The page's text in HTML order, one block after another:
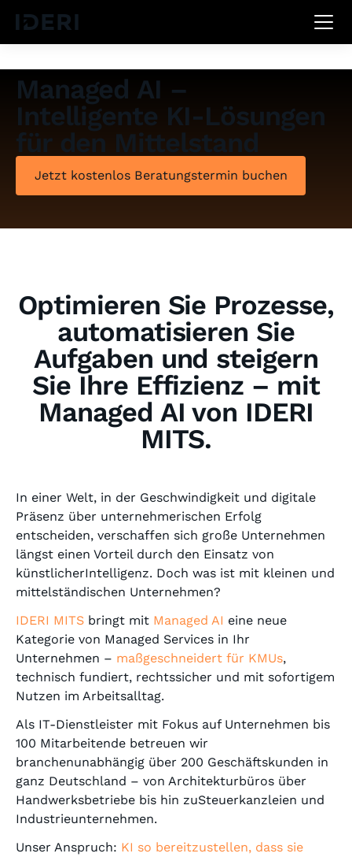
Managed AI –
Intelligente KI-Lösungen
für den Mittelstand
Jetzt kostenlos Beratungstermin buchen
Optimieren Sie Prozesse,
automatisieren Sie
Aufgaben und steigern
Sie Ihre Effizienz – mit
Managed AI von IDERI
MITS.
In einer Welt, in der Geschwindigkeit und digitale
Präsenz über unternehmerischen Erfolg
entscheiden, verschaffen sich große Unternehmen
längst einen Vorteil durch den Einsatz von
künstlicherIntelligenz. Doch was ist mit kleinen und
mittelständischen Unternehmen?
IDERI MITSbringt mit Managed AI eine neue
Kategorie von Managed Services in Ihr
Unternehmen – maßgeschneidert für KMUs,
technisch fundiert, rechtssicher und mit sofortigem
Nutzen im Arbeitsalltag.
Als IT-Dienstleister mit Fokus auf Unternehmen bis
100 Mitarbeitende betreuen wir
branchenunabhängig über 200 Geschäftskunden in
ganz Deutschland – von Architekturbüros über
Handwerksbetriebe bis hin zuSteuerkanzleien und
Industrieunternehmen.
Unser Anspruch: KI so bereitzustellen, dass sie